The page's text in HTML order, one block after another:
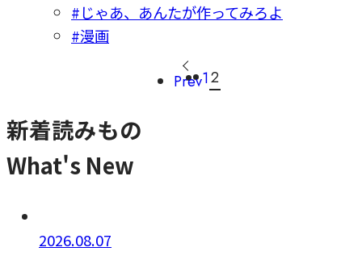
#じゃあ、あんたが作ってみろよ
#漫画
Prev12
新着読みもの
What's New
2026.08.07